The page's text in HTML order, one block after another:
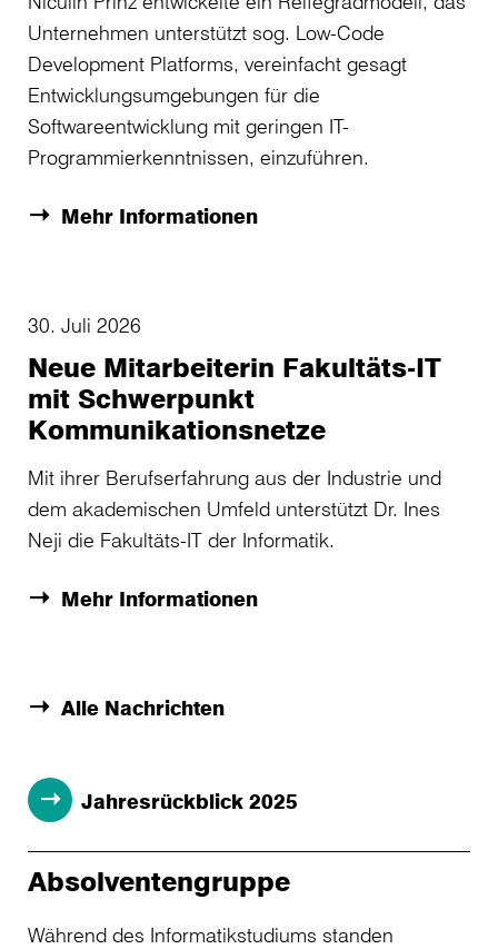
Unternehmen unterstützt sog. Low-Code
Development Platforms, vereinfacht gesagt
Entwicklungsumgebungen für die
Softwareentwicklung mit geringen IT-
Programmierkenntnissen, einzuführen.
Mehr Informationen
30. Juli 2026
Neue Mitarbeiterin Fakultäts-IT
mit Schwerpunkt
Kommunikationsnetze
Mit ihrer Berufserfahrung aus der Industrie und
dem akademischen Umfeld unterstützt Dr. Ines
Neji die Fakultäts-IT der Informatik.
Mehr Informationen
Alle Nachrichten
Jahresrückblick 2025
Absolventengruppe
Während des Informatikstudiums standen